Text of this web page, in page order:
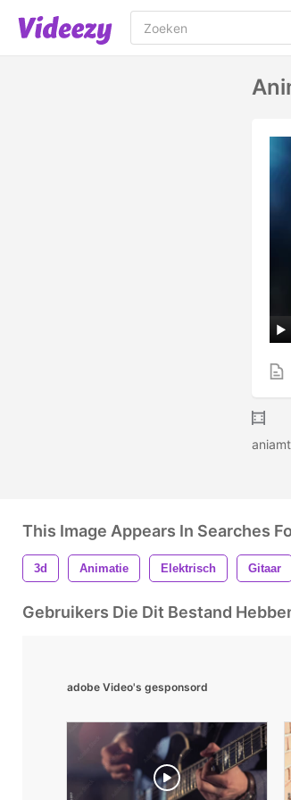
This Image Appears In Searches
3d Animatie Elektrisch Gitaar
Gebruikers Die Dit Bestand
adobe Video's gesponsord